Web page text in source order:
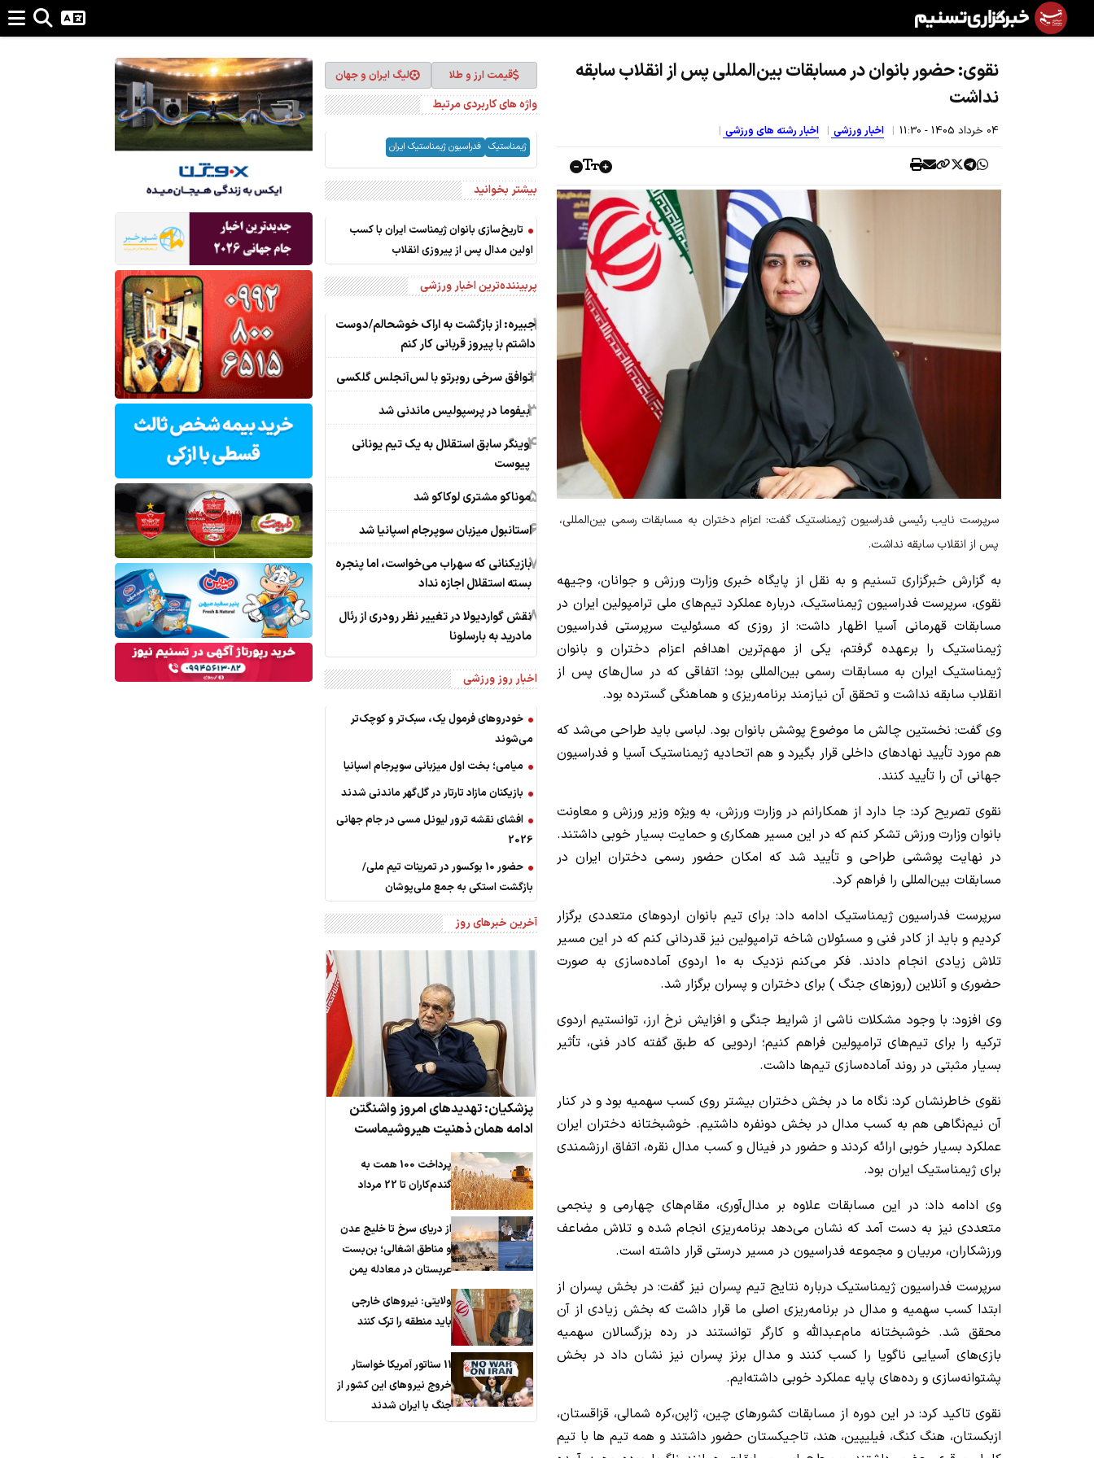
نقوی: حضور بانوان در مسابقات بین‌المللی پس از انقلاب سابقه
نداشت
04 خرداد 1405 - 11:30 اخبار ورزشی اخبار رشته های ورزشی
سرپرست نایب رئیسی فدراسیون ژیمناستیک گفت: اعزام دختران به مسابقات رسمی بین‌المللی،
پس از انقلاب سابقه نداشت.
به گزارش خبرگزاری تسنیم و به نقل از پایگاه خبری وزارت ورزش و جوانان، وجیهه
نقوی، سرپرست فدراسیون ژیمناستیک، درباره عملکرد تیم‌های ملی ترامپولین ایران در
مسابقات قهرمانی آسیا اظهار داشت: از روزی که مسئولیت سرپرستی فدراسیون
ژیمناستیک را برعهده گرفتم، یکی از مهم‌ترین اهدافم اعزام دختران و بانوان
ژیمناستیک ایران به مسابقات رسمی بین‌المللی بود؛ اتفاقی که در سال‌های پس از
انقلاب سابقه نداشت و تحقق آن نیازمند برنامه‌ریزی و هماهنگی گسترده بود.
وی گفت: نخستین چالش ما موضوع پوشش بانوان بود. لباسی باید طراحی می‌شد که
هم مورد تأیید نهادهای داخلی قرار بگیرد و هم اتحادیه ژیمناستیک آسیا و فدراسیون
جهانی آن را تأیید کنند.
نقوی تصریح کرد: جا دارد از همکارانم در وزارت ورزش، به ویژه وزیر ورزش و معاونت
بانوان وزارت ورزش تشکر کنم که در این مسیر همکاری و حمایت بسیار خوبی داشتند.
در نهایت پوششی طراحی و تأیید شد که امکان حضور رسمی دختران ایران در
مسابقات بین‌المللی را فراهم کرد.
سرپرست فدراسیون ژیمناستیک ادامه داد: برای تیم بانوان اردوهای متعددی برگزار
کردیم و باید از کادر فنی و مسئولان شاخه ترامپولین نیز قدردانی کنم که در این مسیر
تلاش زیادی انجام دادند. فکر می‌کنم نزدیک به 10 اردوی آماده‌سازی به صورت
حضوری و آنلاین (روزهای جنگ ) برای دختران و پسران برگزار شد.
وی افزود: با وجود مشکلات ناشی از شرایط جنگی و افزایش نرخ ارز، توانستیم اردوی
ترکیه را برای تیم‌های ترامپولین فراهم کنیم؛ اردویی که طبق گفته کادر فنی، تأثیر
بسیار مثبتی در روند آماده‌سازی تیم‌ها داشت.
نقوی خاطرنشان کرد: نگاه ما در بخش دختران بیشتر روی کسب سهمیه بود و در کنار
آن نیم‌نگاهی هم به کسب مدال در بخش دونفره داشتیم. خوشبختانه دختران ایران
عملکرد بسیار خوبی ارائه کردند و حضور در فینال و کسب مدال نقره، اتفاق ارزشمندی
برای ژیمناستیک ایران بود.
وی ادامه داد: در این مسابقات علاوه بر مدال‌آوری، مقام‌های چهارمی و پنجمی
متعددی نیز به دست آمد که نشان می‌دهد برنامه‌ریزی انجام شده و تلاش مضاعف
ورزشکاران، مربیان و مجموعه فدراسیون در مسیر درستی قرار داشته است.
سرپرست فدراسیون ژیمناستیک درباره نتایج تیم پسران نیز گفت: در بخش پسران از
ابتدا کسب سهمیه و مدال در برنامه‌ریزی اصلی ما قرار داشت که بخش زیادی از آن
محقق شد. خوشبختانه مام‌عبدالله و کارگر توانستند در رده بزرگسالان سهمیه
بازی‌های آسیایی ناگویا را کسب کنند و مدال برنز پسران نیز نشان داد در بخش
پشتوانه‌سازی و رده‌های پایه عملکرد خوبی داشته‌ایم.
نقوی تاکید کرد: در این دوره از مسابقات کشورهای چین، ژاپن،کره شمالی، قزاقستان،
ازبکستان، هنگ کنگ، فیلیپین، هند، تاجیکستان حضور داشتند و همه‌ تیم ها با تیم
قیمت ارز و طلا لیگ ایران و جهان
واژه های کاربردی مرتبط
ژیمناستیک فدراسیون ژیمناستیک ایران
بیشتر بخوانید
تاریخ‌سازی بانوان ژیمناست ایران با کسب
اولین مدال پس از پیروزی انقلاب
پربیننده‌ترین اخبار ورزشی
1جبیره: از بازگشت به اراک خوشحالم/دوست
داشتم با پیروز قربانی کار کنم
2توافق سرخی روبرتو با لس‌آنجلس گلکسی
3بیفوما در پرسپولیس ماندنی شد
4وینگر سابق استقلال به یک تیم یونانی
پیوست
5موناکو مشتری لوکاکو شد
6استانبول میزبان سوپرجام اسپانیا شد
7بازیکنانی که سهراب می‌خواست، اما پنجره
بسته استقلال اجازه نداد
8نقش گواردیولا در تغییر نظر رودری از رئال
مادرید به بارسلونا
اخبار روز ورزشی
خودروهای فرمول یک، سبک‌تر و کوچک‌تر
می‌شوند
میامی؛ بخت اول میزبانی سوپرجام اسپانیا
بازیکنان مازاد تارتار در گل‌گهر ماندنی شدند
افشای نقشه ترور لیونل مسی در جام جهانی
2026
حضور 10 بوکسور در تمرینات تیم ملی/
بازگشت استکی به جمع ملی‌پوشان
آخرین خبرهای روز
پزشکیان: تهدیدهای امروز واشنگتن
ادامه همان ذهنیت هیروشیماست
پرداخت 100 همت به
گندم‌کاران تا 22 مرداد
از دریای سرخ تا خلیج عدن
و مناطق اشغالی؛ بن‌بست
عربستان در معادله یمن
ولایتی: نیروهای خارجی
باید منطقه را ترک کنند
11 سناتور آمریکا خواستار
خروج نیروهای این کشور از
جنگ با ایران شدند